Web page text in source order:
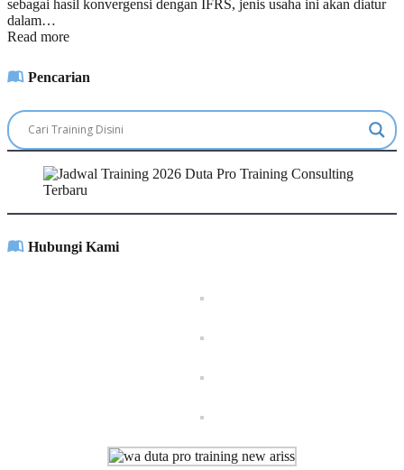
sebagai hasil konvergensi dengan IFRS, jenis usaha ini akan diatur
dalam…
Read more
Pencarian
Hubungi Kami